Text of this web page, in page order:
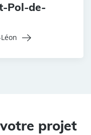
Pol-de-
projet